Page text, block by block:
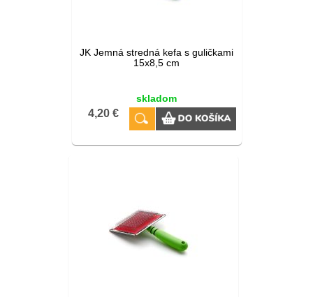
JK Jemná stredná kefa s guličkami
15x8,5 cm
skladom
4,20 €